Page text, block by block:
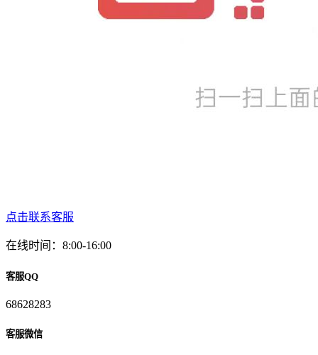
点击联系客服
在线时间：8:00-16:00
客服QQ
68628283
客服微信